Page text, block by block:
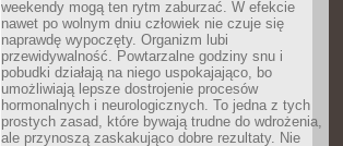
weekendy mogą ten rytm zaburzać. W efekcie
nawet po wolnym dniu człowiek nie czuje się
naprawdę wypoczęty. Organizm lubi
przewidywalność. Powtarzalne godziny snu i
pobudki działają na niego uspokajająco, bo
umożliwiają lepsze dostrojenie procesów
hormonalnych i neurologicznych. To jedna z tych
prostych zasad, które bywają trudne do wdrożenia,
ale przynoszą zaskakująco dobre rezultaty. Nie